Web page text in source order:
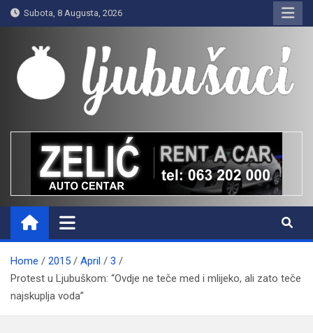
Skip
to
content
Subota, 8 Augusta, 2026
Ljubušaci
Svom voljenom gradu
Home 2015 April
3
Protest u Ljubuškom: “Ovdje ne teče med i mlijeko, ali zato teče
najskuplja voda”